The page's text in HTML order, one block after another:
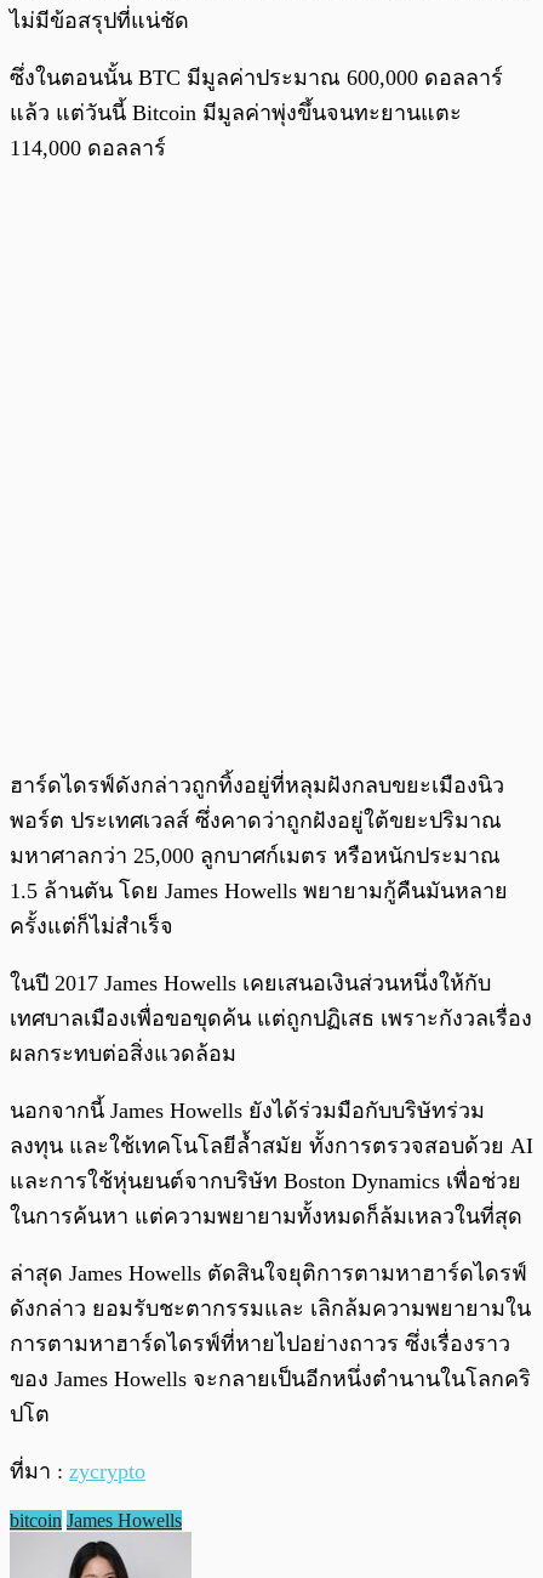
ไม่มีข้อสรุปที่แน่ชัด
ซึ่งในตอนนั้น BTC มีมูลค่าประมาณ 600,000 ดอลลาร์
แล้ว แต่วันนี้ Bitcoin มีมูลค่าพุ่งขึ้นจนทะยานแตะ
114,000 ดอลลาร์
ฮาร์ดไดรฟ์ดังกล่าวถูกทิ้งอยู่ที่หลุมฝังกลบขยะเมืองนิว
พอร์ต ประเทศเวลส์ ซึ่งคาดว่าถูกฝังอยู่ใต้ขยะปริมาณ
มหาศาลกว่า 25,000 ลูกบาศก์เมตร หรือหนักประมาณ
1.5 ล้านตัน โดย James Howells พยายามกู้คืนมันหลาย
ครั้งแต่ก็ไม่สำเร็จ
ในปี 2017 James Howells เคยเสนอเงินส่วนหนึ่งให้กับ
เทศบาลเมืองเพื่อขอขุดค้น แต่ถูกปฏิเสธ เพราะกังวลเรื่อง
ผลกระทบต่อสิ่งแวดล้อม
นอกจากนี้ James Howells ยังได้ร่วมมือกับบริษัทร่วม
ลงทุน และใช้เทคโนโลยีล้ำสมัย ทั้งการตรวจสอบด้วย AI
และการใช้หุ่นยนต์จากบริษัท Boston Dynamics เพื่อช่วย
ในการค้นหา แต่ความพยายามทั้งหมดก็ล้มเหลวในที่สุด
ล่าสุด James Howells ตัดสินใจยุติการตามหาฮาร์ดไดรฟ์
ดังกล่าว ยอมรับชะตากรรมและ เลิกล้มความพยายามใน
การตามหาฮาร์ดไดรฟ์ที่หายไปอย่างถาวร ซึ่งเรื่องราว
ของ James Howells จะกลายเป็นอีกหนึ่งตำนานในโลกคริ
ปโต
ที่มา : zycrypto
bitcoin James Howells